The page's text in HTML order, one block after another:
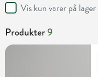
Vis kun varer på lager
Produkter9